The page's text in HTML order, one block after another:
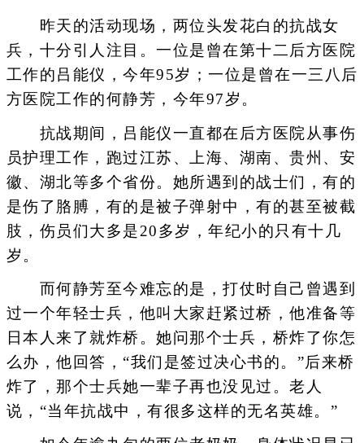
昨天的活动现场，两位头发花白的抗战女
兵，十分引人注目。一位是曾在第十二后方医院
工作的吕能仪，今年95岁；一位是曾在一三八后
方医院工作的何静芳，今年97岁。
抗战期间，吕能仪一直都在后方医院从事伤
员护理工作，跑过江苏、上海、湖南、贵州、安
徽、湖北等多个省份。她所遇到的战士们，有的
是伤了胳膊，有的是被子弹射中，有的甚至被截
肢，伤员们大多是20多岁，年纪小的只有十几
岁。
而何静芳至今难忘的是，打仗时自己曾遇到
过一个年轻士兵，他叫大家赶紧过桥，他准备等
日本人来了就炸桥。她问那个士兵，桥炸了你怎
么办，他回答，“我们是签过决心书的。”后来桥
炸了，那个士兵她一辈子再也没见过。老人
说，“当年抗战中，有很多这样的无名英雄。”